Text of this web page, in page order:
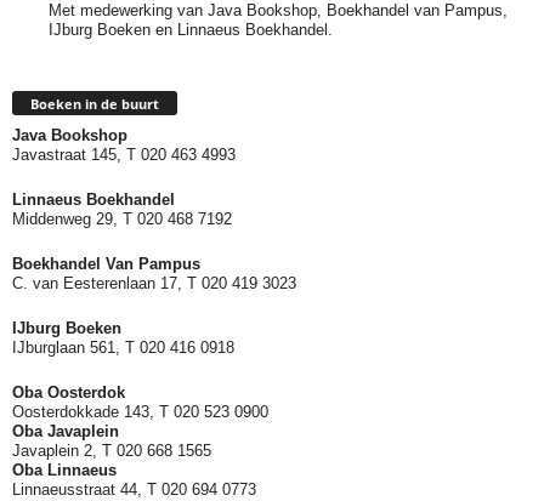
Met medewerking van Java Bookshop, Boekhandel van Pampus,
IJburg Boeken en Linnaeus Boekhandel.
Boeken in de buurt
Java Bookshop
Javastraat 145, T 020 463 4993
Linnaeus Boekhandel
Middenweg 29, T 020 468 7192
Boekhandel Van Pampus
C. van Eesterenlaan 17, T 020 419 3023
IJburg Boeken
IJburglaan 561, T 020 416 0918
Oba Oosterdok
Oosterdokkade 143, T 020 523 0900
Oba Javaplein
Javaplein 2, T 020 668 1565
Oba Linnaeus
Linnaeusstraat 44, T 020 694 0773